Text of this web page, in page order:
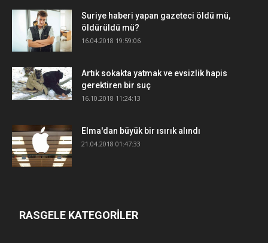
Suriye haberi yapan gazeteci öldü mü,
öldürüldü mü?
16.04.2018 19:59:06
Artık sokakta yatmak ve evsizlik hapis
gerektiren bir suç
16.10.2018 11:24:13
Elma'dan büyük bir ısırık alındı
21.04.2018 01:47:33
RASGELE KATEGORİLER